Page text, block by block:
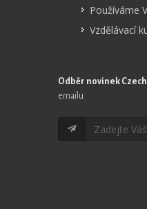
Používáme
Vzdělávací
Odběr novinek
emailu